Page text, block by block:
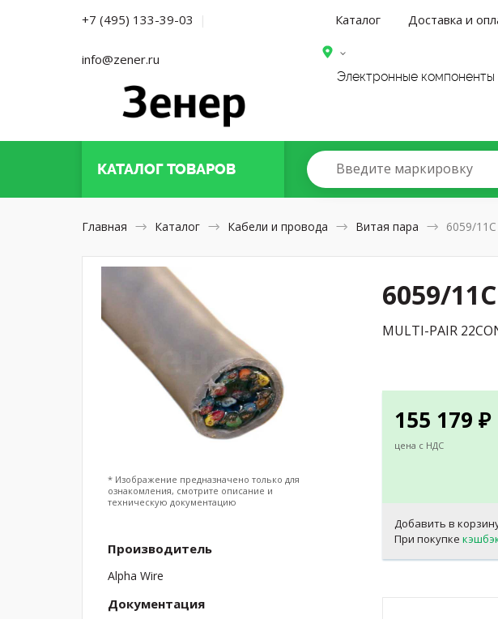
+7 (495) 133-39-03 |
info@zener.ru
Каталог Доставка и
Электронные
КАТАЛОГТОВАРОВ Введите маркировку
Главная Каталог Кабели и провода Витая пара 6059/
6059/
MULTI-PAIR
155 179 ₽
цена с НДС
Добавить в
При покупке
* Изображение предназначено только для
ознакомления, смотрите описание и
техническую документацию
Производитель
Alpha Wire
Документация